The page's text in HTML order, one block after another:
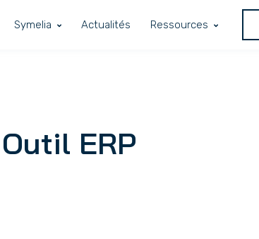
Symelia Actualités Ressources
Outil ERP